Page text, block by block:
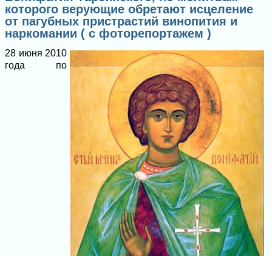
которого верующие обретают исцеление
от пагубных пристрастий винопития и
наркомании ( с фоторепортажем )
28 июня 2010
года по